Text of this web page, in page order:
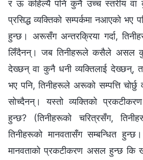
र ऊ कहिल्यै पनि कुनै उच्च स्तरीय वा
प्रसिद्ध व्यक्तिको सम्पर्कमा नआएको
हुन्छ। अरूसँग अन्तरक्रिया गर्दा,
लिँदैनन्। जब तिनीहरूले कसैले असल
देख्छन् वा कुनै धनी व्यक्तिलाई देख्छन्,
भए पनि, तिनीहरूले अरूको सम्पत्ति चोर्छु
सोच्दैनन्। यस्तो व्यक्तिको
हुन्छ? (तिनीहरूको चरित्रसँग,
तिनीहरूको मानवतासँग सम्बन्धित
मानवताको प्रकटीकरण असल हुन्छ कि